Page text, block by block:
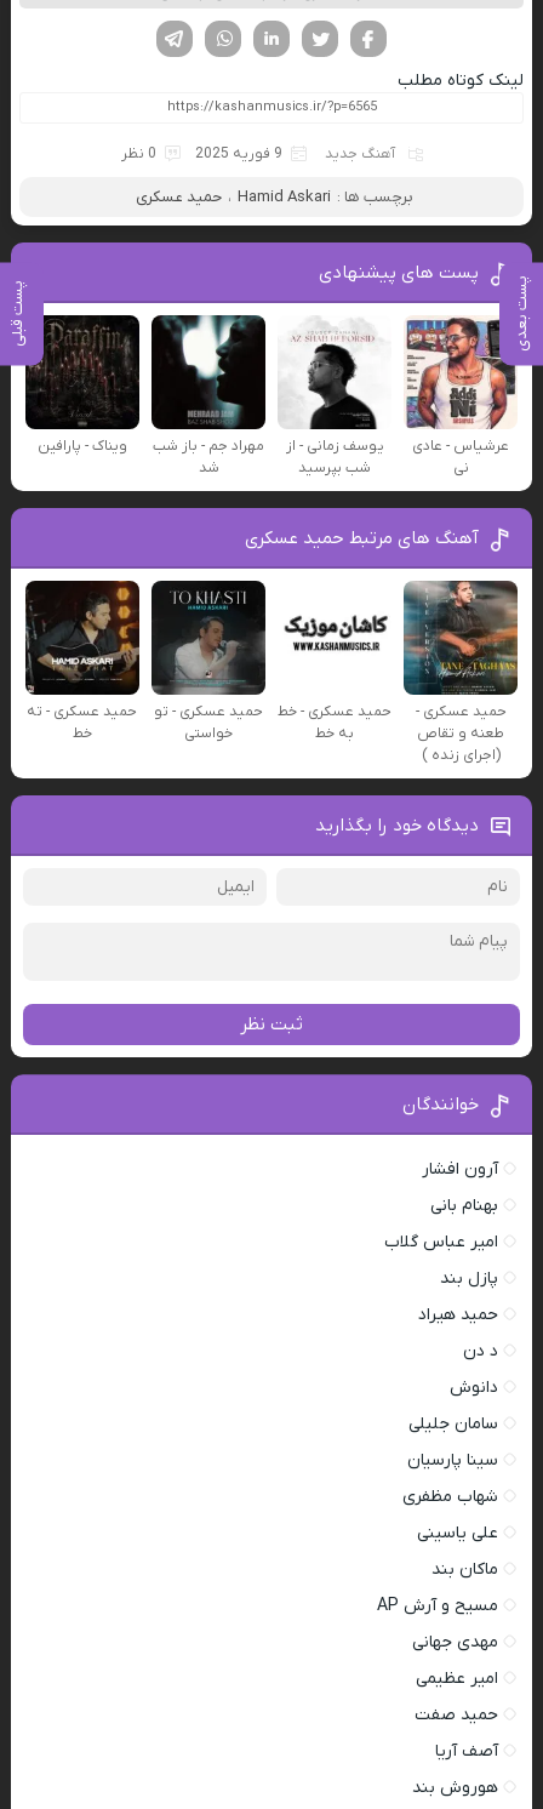
پست بعدی پست قبلی
لینکدین تویتر
فیسوک
لینک کوتاه مطلب
آهنگ جدید 9 فوریه 2025 0 نظر
برچسب ها : Hamid Askari ، حمید عسکری
پست های پیشنهادی
عرشیاس - عادی
نی
یوسف زمانی - از
شب بپرسید
مهراد جم - باز شب
شد
ویناک - پارافین
آهنگ های مرتبط حمید عسکری
حمید عسکری -
طعنه و تقاص
(اجرای زنده )
حمید عسکری - خط
به خط
حمید عسکری - تو
خواستی
حمید عسکری - ته
خط
دیدگاه خود را بگذارید
ثبت نظر
خوانندگان
آرون افشار
بهنام بانی
امیر عباس گلاب
پازل بند
حمید هیراد
د دن
دانوش
سامان جلیلی
سینا پارسیان
شهاب مظفری
علی یاسینی
ماکان بند
مسیح و آرش AP
مهدی جهانی
امیر عظیمی
حمید صفت
آصف آریا
هوروش بند